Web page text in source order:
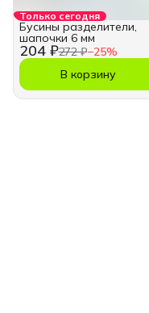
Только сегодня
204 ₽272 ₽−25%
Бусины разделители,
шапочки 6 мм
В корзину